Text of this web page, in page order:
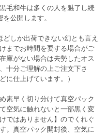
毛和牛は多くの人を魅了し続
公開します。
しか出荷できない幻とも言え
までお時間を要する場合がご
庫がない場合は去勢したオス
十分ご理解の上ご注文下さ
に仕上げています。）
素早く切り分けて真空パック
空気に触れないと一部黒く変
ではありません】のでくれぐ
。真空パック開封後、空気に